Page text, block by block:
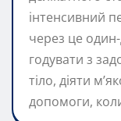
інтенсивний
через це
годувати з
тіло, діяти
допомоги,